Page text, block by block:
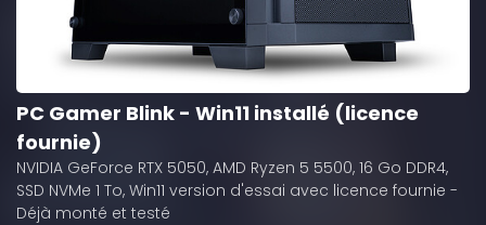
PC Gamer Blink - Win11 installé (licence
fournie)
NVIDIA GeForce RTX 5050, AMD Ryzen 5 5500, 16 Go DDR4,
SSD NVMe 1 To, Win11 version d'essai avec licence fournie -
Déjà monté et testé